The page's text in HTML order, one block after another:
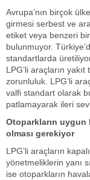
Avrupa’nın birçok
girmesi serbest ve
etiket veya benzeri
bulunmuyor.
standartlarda
LPG’li araçların
zorunluluk. LPG’li
valfi standart olarak
patlamayarak ileri
Otoparkların uygun
olması gerekiyor
LPG’li araçların
yönetmeliklerin yanı
ise otoparkların